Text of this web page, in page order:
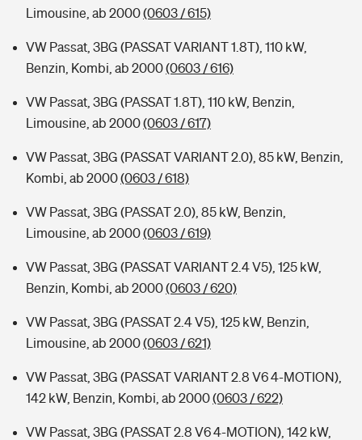
Limousine, ab 2000(0603 / 615)
VW Passat, 3BG (PASSAT VARIANT 1.8T), 110 kW,
Benzin, Kombi, ab 2000(0603 / 616)
VW Passat, 3BG (PASSAT 1.8T), 110 kW, Benzin,
Limousine, ab 2000(0603 / 617)
VW Passat, 3BG (PASSAT VARIANT 2.0), 85 kW, Benzin,
Kombi, ab 2000(0603 / 618)
VW Passat, 3BG (PASSAT 2.0), 85 kW, Benzin,
Limousine, ab 2000(0603 / 619)
VW Passat, 3BG (PASSAT VARIANT 2.4 V5), 125 kW,
Benzin, Kombi, ab 2000(0603 / 620)
VW Passat, 3BG (PASSAT 2.4 V5), 125 kW, Benzin,
Limousine, ab 2000(0603 / 621)
VW Passat, 3BG (PASSAT VARIANT 2.8 V6 4-MOTION),
142 kW, Benzin, Kombi, ab 2000(0603 / 622)
VW Passat, 3BG (PASSAT 2.8 V6 4-MOTION), 142 kW,